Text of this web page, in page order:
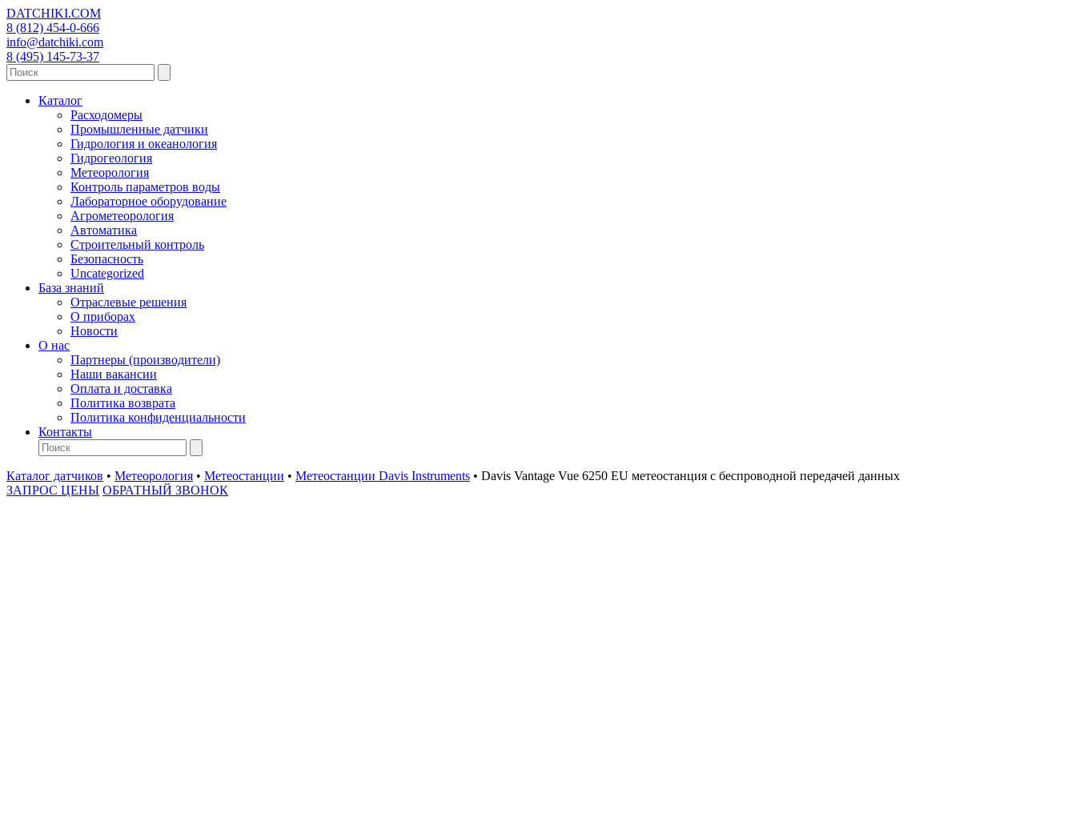
DATCHIKI.COM
8 (812) 454-0-666
info@datchiki.com
8 (495) 145-73-37
Каталог
Расходомеры
Промышленные датчики
Гидрология и океанология
Гидрогеология
Метеорология
Контроль параметров воды
Лабораторное оборудование
Агрометеорология
Автоматика
Строительный контроль
Безопасность
Uncategorized
База знаний
Отраслевые решения
О приборах
Новости
О нас
Партнеры (производители)
Наши вакансии
Оплата и доставка
Политика возврата
Политика конфиденциальности
Контакты
Каталог датчиков • Метеорология • Метеостанции • Метеостанции Davis Instruments • Davis Vantage Vue 6250 EU метеостанция с беспроводной передачей данных
ЗАПРОС ЦЕНЫ ОБРАТНЫЙ ЗВОНОК